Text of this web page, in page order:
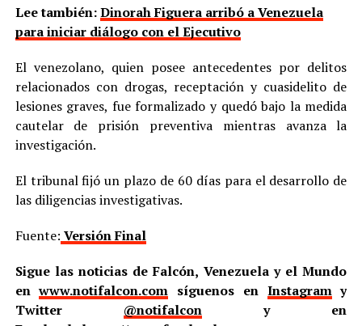
Lee también:Dinorah Figuera arribó a Venezuela
para iniciar diálogo con el Ejecutivo
El venezolano, quien posee antecedentes por delitos
relacionados con drogas, receptación y cuasidelito de
lesiones graves, fue formalizado y quedó bajo la medida
cautelar de prisión preventiva mientras avanza la
investigación.
El tribunal fijó un plazo de 60 días para el desarrollo de
las diligencias investigativas.
Fuente: Versión Final
Sigue las noticias de Falcón, Venezuela y el Mundo
enwww.notifalcon.com síguenos en Instagramy
Twitter @notifalcony en